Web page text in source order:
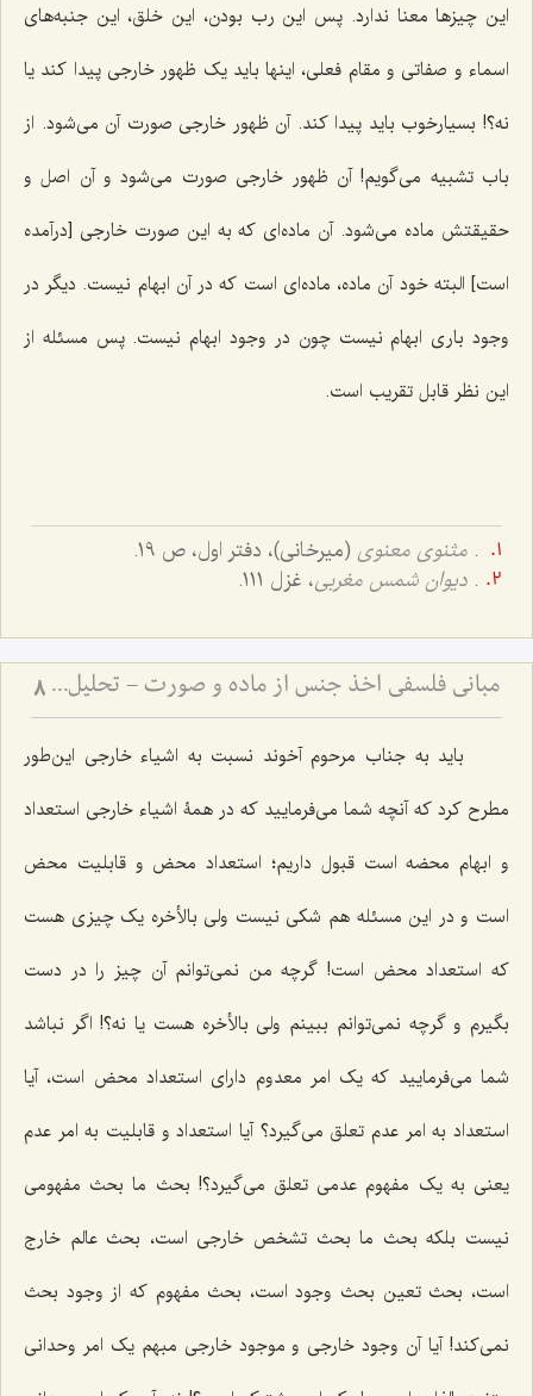
این چیزها معنا ندارد. پس این رب بودن، این خلق، این جنبه‌هاى
اسماء و صفاتى و مقام فعلى، اینها باید یک ظهور خارجى پیدا کند یا
نه؟! بسیارخوب باید پیدا کند. آن ظهور خارجى صورت آن می‌شود. از
باب تشبیه مى‌گویم! آن ظهور خارجى صورت مى‌شود و آن اصل و
حقیقتش ماده مى‌شود. آن ماده‌اى که به این صورت خارجى [درآمده
است] البته خود آن ماده، ماده‌اى است که در آن ابهام نیست. دیگر در
وجود بارى ابهام نیست چون در وجود ابهام نیست. پس مسئله از
این نظر قابل تقریب است.
. مثنوی معنوی (میرخانی)، دفتر اول، ص 19.
. دیوان شمس مغربی، غزل 111.
مبانی فلسفی اخذ جنس از ماده و صورت - تحلیل دیدگاه حکمت مشاء و نقد آن در انتزاع مفاهیم 8
باید به جناب مرحوم آخوند نسبت به اشیاء خارجى این‌طور
مطرح کرد که آنچه شما مى‌فرمایید که در همۀ اشیاء خارجى استعداد
و ابهام محضه است قبول داریم؛ استعداد محض و قابلیت محض
است و در این مسئله هم شکى نیست ولى بالأخره یک چیزى هست
که استعداد محض است! گرچه من نمى‌توانم آن چیز را در دست
بگیرم و گرچه نمى‌توانم ببینم ولى بالأخره هست یا نه؟! اگر نباشد
شما مى‌فرمایید که یک امر معدوم داراى استعداد محض است، آیا
استعداد به امر عدم تعلق مى‌گیرد؟ آیا استعداد و قابلیت به امر عدم
یعنى به یک مفهوم عدمى تعلق مى‌گیرد؟! بحث ما بحث مفهومى
نیست بلکه بحث ما بحث تشخص خارجى است، بحث عالم خارج
است، بحث تعین بحث وجود است، بحث مفهوم که از وجود بحث
نمى‌کند! آیا آن وجود خارجى و موجود خارجى مبهم یک امر وحدانى